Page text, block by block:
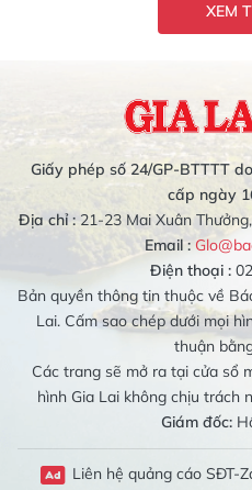
XEM
Giấy phép số 24/GP-BTTTT
cấp ngày
Địa chỉ :21-23 Mai Xuân
Email :
Điện thoại :
Bản quyền thông tin thuộc về
Lai. Cấm sao chép dưới mọi
thuận
Các trang sẽ mở ra tại cửa sổ
hình Gia Lai không chịu trách
Giám đốc:
Liên hệ quảng cáo SĐT-